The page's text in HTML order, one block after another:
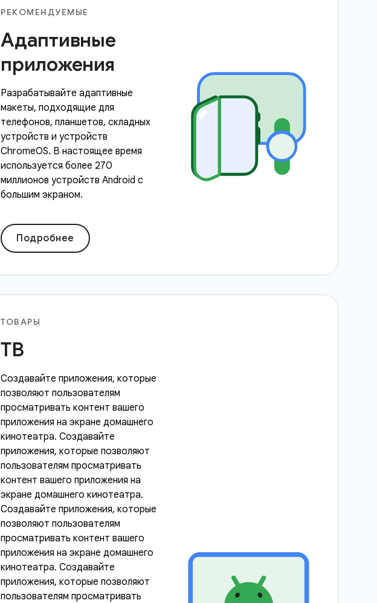
РЕКОМЕНДУЕМЫЕ
Адаптивные
приложения
Разрабатывайте адаптивные
макеты, подходящие для
телефонов, планшетов, складных
устройств и устройств
ChromeOS. В настоящее время
используется более 270
миллионов устройств Android с
большим экраном.
Подробнее
ТОВАРЫ
ТВ
Создавайте приложения, которые
позволяют пользователям
просматривать контент вашего
приложения на экране домашнего
кинотеатра. Создавайте
приложения, которые позволяют
пользователям просматривать
контент вашего приложения на
экране домашнего кинотеатра.
Создавайте приложения, которые
позволяют пользователям
просматривать контент вашего
приложения на экране домашнего
кинотеатра. Создавайте
приложения, которые позволяют
пользователям просматривать